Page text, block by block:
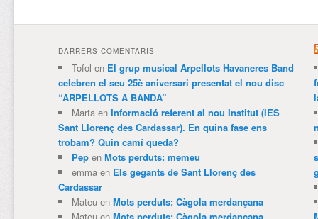
DARRERS COMENTARIS
Tofol en El grup musical Arpellots Havaneres Band
celebren el seu 25è aniversari presentat el nou disc
“ARPELLOTS A BANDA”
Martaen Informació referent al nou Institut (IES
Sant Llorenç des Cardassar). En quina fase ens
trobam? Quin camí queda?
Pepen Mots perduts: memeu
emmaen Els gegants de Sant Llorenç des
Cardassar
Mateuen Mots perduts: Càgola merdançana